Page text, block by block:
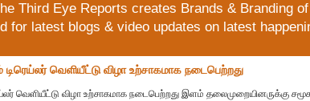
Third Eye Reports creates Brands & Branding
for latest blogs & video updates on latest
வெளியீட்டு விழா உற்சாகமாக நடைபெற்றது
வெளியீட்டு விழா உற்சாகமாக நடைபெற்றது இளம் தலைமுறையினருக்கு